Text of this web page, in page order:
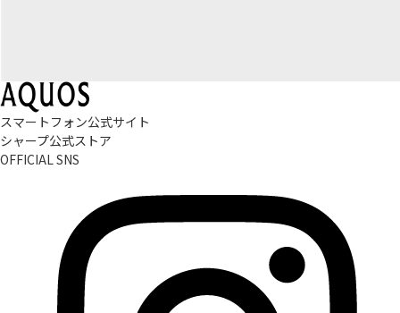
スマートフォン公式サイト
シャープ公式ストア
OFFICIAL SNS